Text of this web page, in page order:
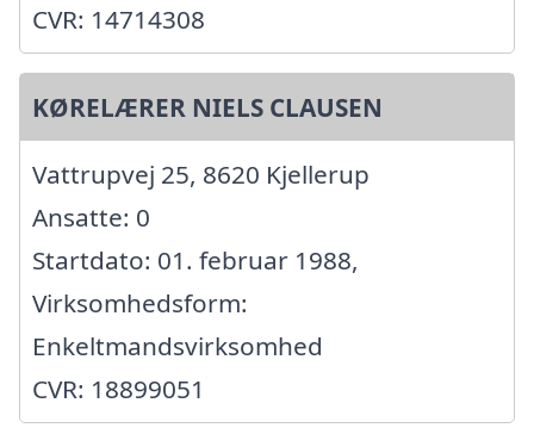
CVR: 14714308
KØRELÆRER NIELS CLAUSEN
Vattrupvej 25, 8620 Kjellerup
Ansatte: 0
Startdato: 01. februar 1988,
Virksomhedsform:
Enkeltmandsvirksomhed
CVR: 18899051